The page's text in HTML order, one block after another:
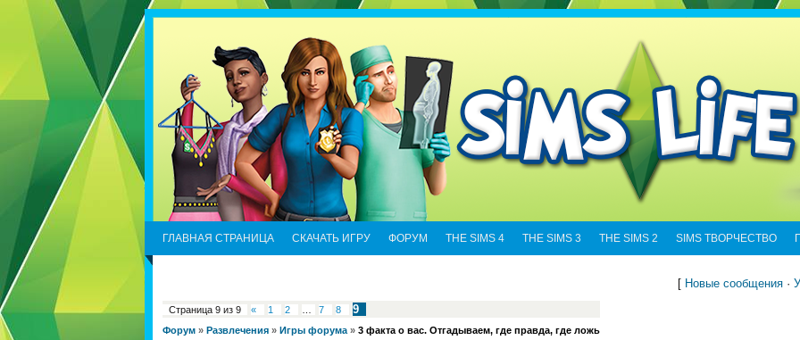
ГЛАВНАЯ СТРАНИЦА СКАЧАТЬ ИГРУ ФОРУМ THE SIMS 4 THE SIMS 3 THE SIMS 2 SIMS ТВОРЧЕСТВО
[ Новые сообщения ·
Страница 9 из 9 « 1 2 7 8 9
Форум » Развлечения » Игры форума » 3 факта о вас. Отгадываем, где правда, где ложь